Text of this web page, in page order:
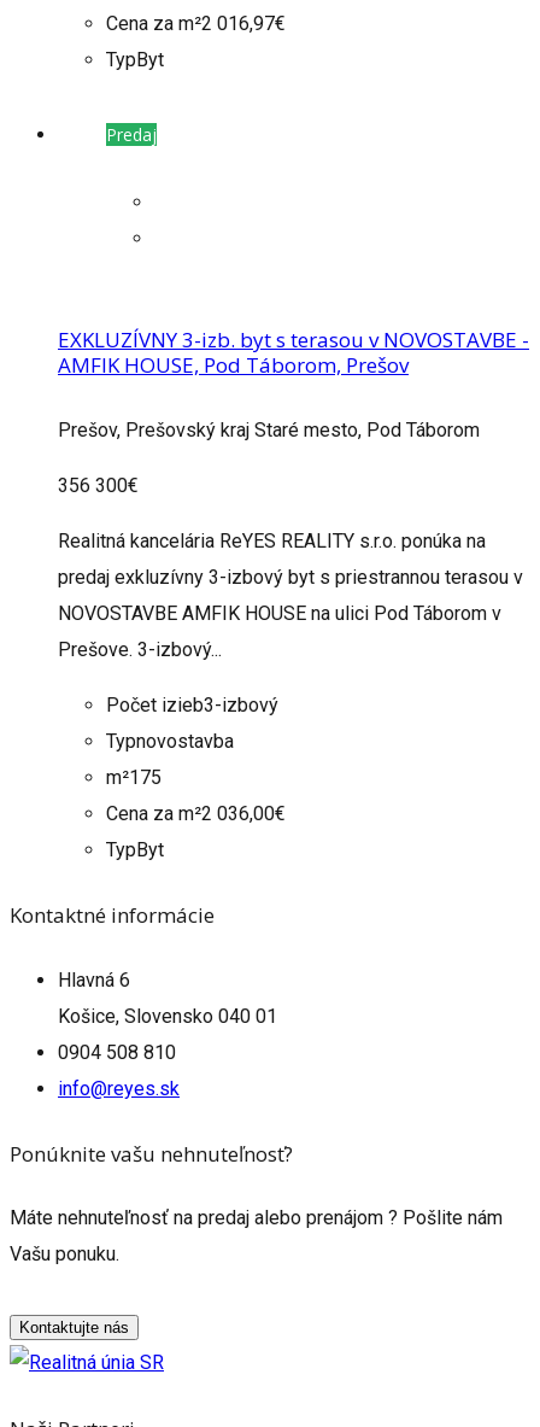
Cena za m²2 016,97€
TypByt
Predaj
EXKLUZÍVNY 3-izb. byt s terasou v NOVOSTAVBE -
AMFIK HOUSE, Pod Táborom, Prešov
Prešov, Prešovský kraj Staré mesto, Pod Táborom
356 300€
Realitná kancelária ReYES REALITY s.r.o. ponúka na
predaj exkluzívny 3-izbový byt s priestrannou terasou v
NOVOSTAVBE AMFIK HOUSE na ulici Pod Táborom v
Prešove. 3-izbový...
Počet izieb3-izbový
Typnovostavba
m²175
Cena za m²2 036,00€
TypByt
Kontaktné informácie
Hlavná 6
Košice, Slovensko 040 01
0904 508 810
info@reyes.sk
Ponúknite vašu nehnuteľnosť?
Máte nehnuteľnosť na predaj alebo prenájom ? Pošlite nám
Vašu ponuku.
Kontaktujte nás